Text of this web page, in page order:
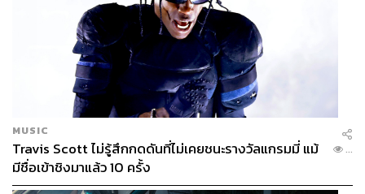
MUSIC
Travis Scott ไม่รู้สึกกดดันที่ไม่เคยชนะรางวัลแกรมมี่ แม้
มีชื่อเข้าชิงมาแล้ว 10 ครั้ง
...